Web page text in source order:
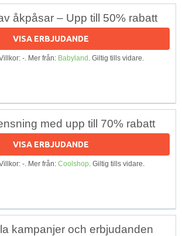
åkpåsar – Upp till 50% rabatt
VISA ERBJUDANDE
-. Mer från: Babyland. Giltig tills vidare.
med upp till 70% rabatt
VISA ERBJUDANDE
-. Mer från: Coolshop. Giltig tills vidare.
kampanjer och erbjudanden